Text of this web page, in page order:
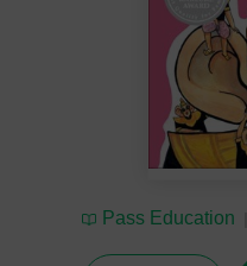
Pass Education